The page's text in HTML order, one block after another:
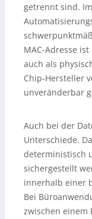
getrennt sind.
MAC-Adresse
auch als
Chip-Hersteller
unveränderbar
Auch bei der
Unterschiede.
deterministisch
sichergestellt
innerhalb einer
Bei
zwischen einem